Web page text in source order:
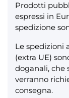
Prodotti
espressi in
spedizione
Le spedizioni
(extra UE)
doganali, che
verranno
consegna.